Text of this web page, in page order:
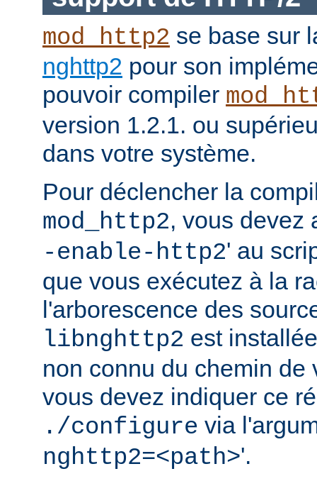
mod_http2 se base sur
nghttp2 pour son
pouvoir compiler
version 1.2.1. ou
dans votre système.
Pour déclencher la
mod_http2, vous devez
-enable-http2' au
que vous exécutez à la
l'arborescence des
libnghttp2 est
non connu du chemin de
vous devez indiquer ce
./configure via
nghttp2=<path>'.